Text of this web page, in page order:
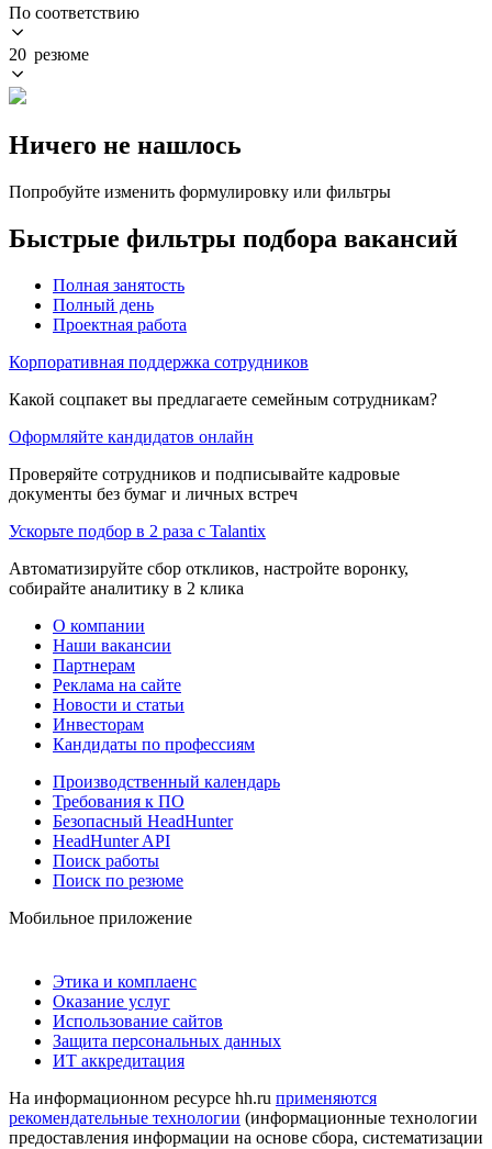
По соответствию
20 резюме
Ничего не нашлось
Попробуйте изменить формулировку или фильтры
Быстрые фильтры подбора вакансий
Полная занятость
Полный день
Проектная работа
Корпоративная поддержка сотрудников
Какой соцпакет вы предлагаете семейным сотрудникам?
Оформляйте кандидатов онлайн
Проверяйте сотрудников и подписывайте кадровые
документы без бумаг и личных встреч
Ускорьте подбор в 2 раза с Talantix
Автоматизируйте сбор откликов, настройте воронку,
собирайте аналитику в 2 клика
О компании
Наши вакансии
Партнерам
Реклама на сайте
Новости и статьи
Инвесторам
Кандидаты по профессиям
Производственный календарь
Требования к ПО
Безопасный HeadHunter
HeadHunter API
Поиск работы
Поиск по резюме
Мобильное приложение
Этика и комплаенс
Оказание услуг
Использование сайтов
Защита персональных данных
ИТ аккредитация
На информационном ресурсе hh.ru применяются
рекомендательные технологии (информационные технологии
предоставления информации на основе сбора, систематизации